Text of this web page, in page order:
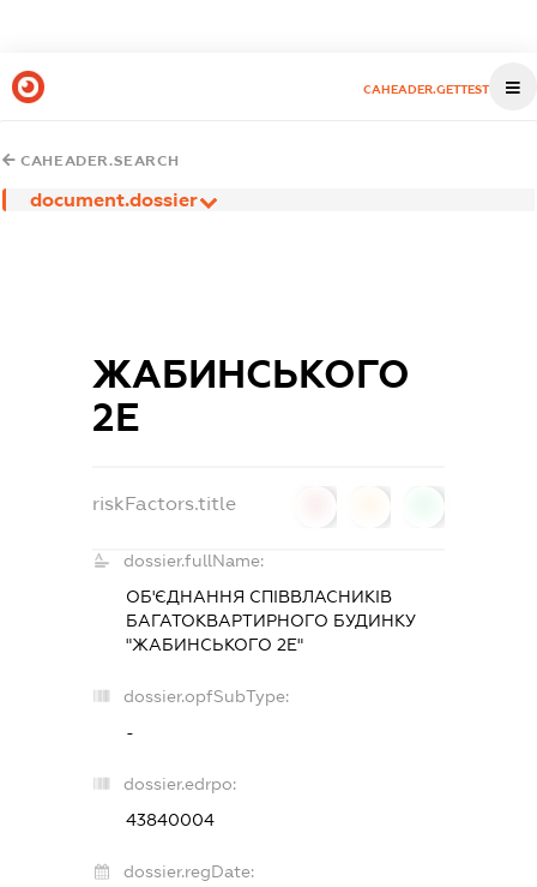
CAHEADER.GETTEST
CAHEADER.SEARCH
document.dossier
ЖАБИНСЬКОГО
2Е
riskFactors.title
dossier.fullName:
ОБ'ЄДНАННЯ СПІВВЛАСНИКІВ
БАГАТОКВАРТИРНОГО БУДИНКУ
"ЖАБИНСЬКОГО 2Е"
dossier.opfSubType:
-
dossier.edrpo:
43840004
dossier.regDate: